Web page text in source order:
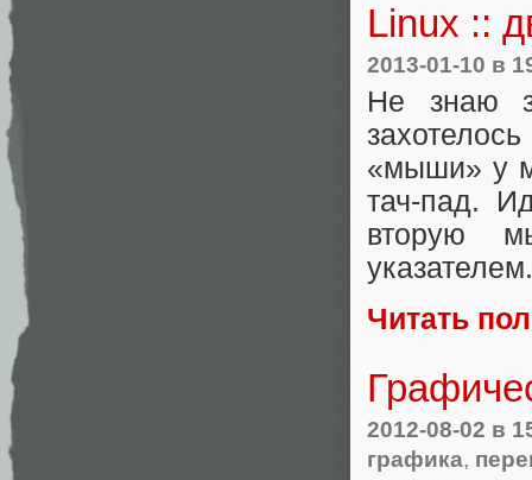
Linux ::
2013-01-10 в
Не знаю
«мыши» у
тач-пад.
вторую
указателем.
Читать
2012-08-02 в
графика,